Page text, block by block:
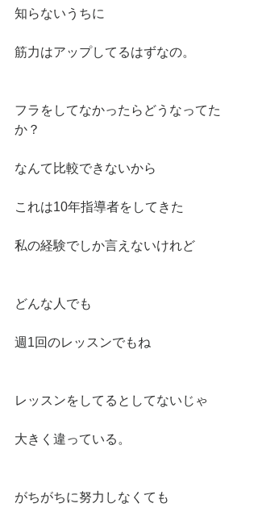
知らないうちに
筋力はアップしてるはずなの。
フラをしてなかったらどうなってた
か？
なんて比較できないから
これは10年指導者をしてきた
私の経験でしか言えないけれど
どんな人でも
週1回のレッスンでもね
レッスンをしてるとしてないじゃ
大きく違っている。
がちがちに努力しなくても